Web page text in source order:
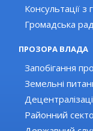
Консультації з
Громадська
ПРОЗОРА ВЛАДА
Запобігання
Земельні
Районний